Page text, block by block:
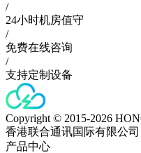
/
24小时机房值守
/
免费在线咨询
/
支持定制设备
Copyright © 2015-2026
香港联合通讯国际有限公司
产品中心